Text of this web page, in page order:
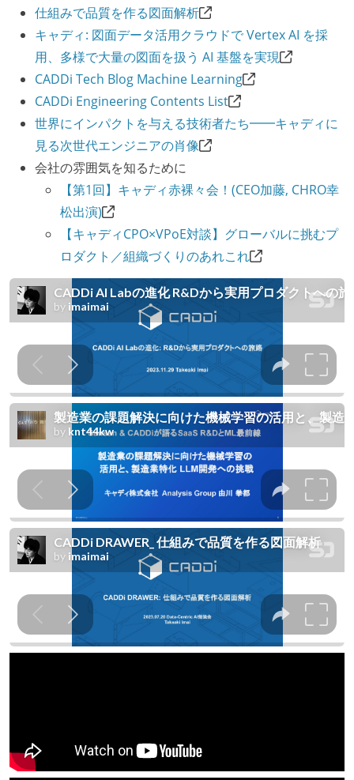
仕組みで品質を作る図面解析
キャディ: 図面データ活用クラウドで Vertex AI を採
用、多様で大量の図面を扱う AI 基盤を実現
CADDi Tech Blog Machine Learning
CADDi Engineering Contents List
世界にインパクトを与える技術者たち━━キャディに
見る次世代エンジニアの肖像
会社の雰囲気を知るために
【第1回】キャディ赤裸々会！(CEO加藤, CHRO幸
松出演)
【キャディCPO×VPoE対談】グローバルに挑むプ
ロダクト／組織づくりのあれこれ